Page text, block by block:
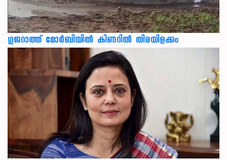
ഗുജറാത്ത് മോർബിയിൽ കിണറിൽ തിരയിളക്കം